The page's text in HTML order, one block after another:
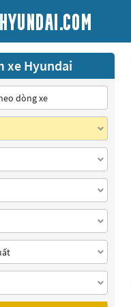
xe Hyundai